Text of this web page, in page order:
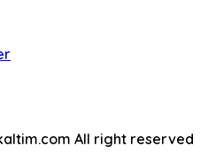
All right reserved